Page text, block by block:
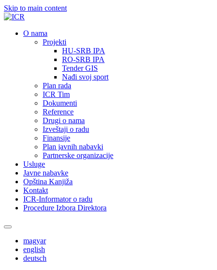
Skip to main content
О nama
Projekti
HU-SRB IPA
RO-SRB IPA
Tender GIS
Nađi svoj sport
Plan rada
ICR Tim
Dokumenti
Reference
Drugi o nama
Izveštaji o radu
Finansije
Plan javnih nabavki
Partnerske organizacije
Usluge
Javne nabavke
Opština Kanjiža
Kontakt
ICR-Informator o radu
Procedure Izbora Direktora
magyar
english
deutsch